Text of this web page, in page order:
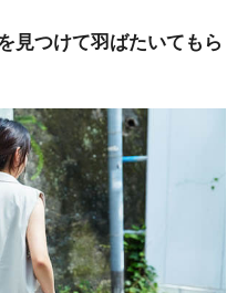
見つけて羽ばたいてもら